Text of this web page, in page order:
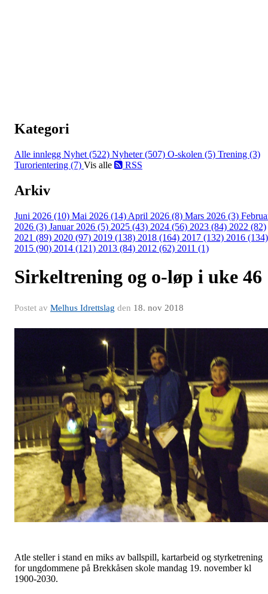
Kategori
Alle innlegg Nyhet (522) Nyheter (507) O-skolen (5) Trening (3)
Turorientering (7) Vis alle RSS
Arkiv
Juni 2026 (10) Mai 2026 (14) April 2026 (8) Mars 2026 (3)
2026 (3) Januar 2026 (5) 2025 (43) 2024 (56) 2023 (84) 2022 (82)
2021 (89) 2020 (97) 2019 (138) 2018 (164) 2017 (132) 2016 (134)
2015 (90) 2014 (121) 2013 (84) 2012 (62) 2011 (1)
Sirkeltrening og o-løp i uke 46
Postet av Melhus Idrettslag den 18. nov 2018
Atle steller i stand en miks av ballspill, kartarbeid og styrketrening
for ungdommene på Brekkåsen skole mandag 19. november kl
1900-2030.